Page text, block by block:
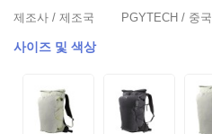
제조사 / 제조국
PGYTECH / 중국
사이즈 및 색상